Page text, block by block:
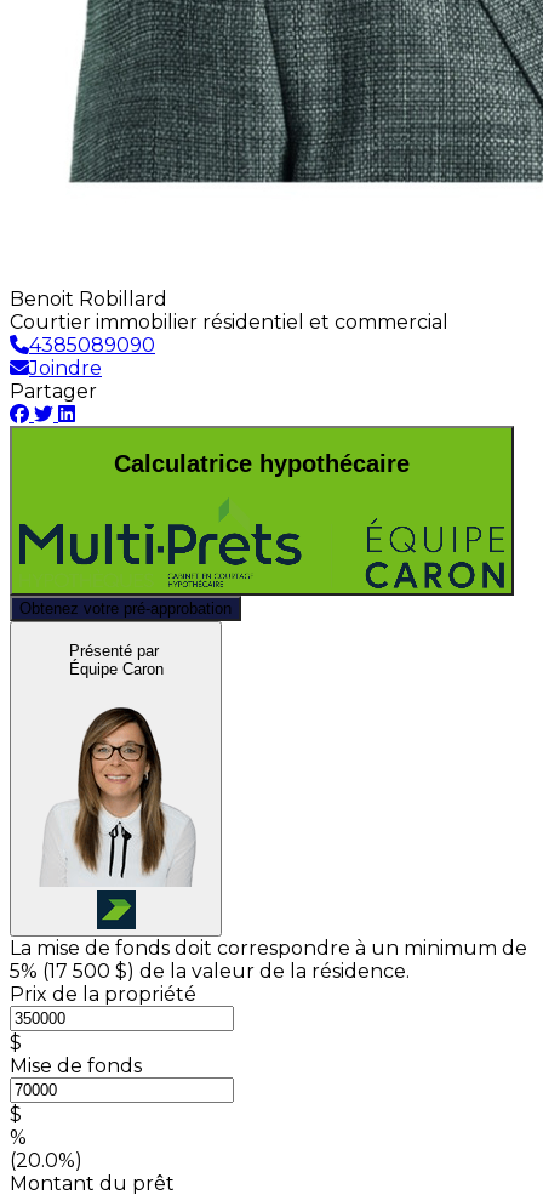
Benoit Robillard
Courtier immobilier résidentiel et commercial
4385089090
Joindre
Partager
Calculatrice hypothécaire
Obtenez votre pré-approbation
Présenté par
Équipe Caron
La mise de fonds doit correspondre à un minimum de
5% (17 500 $) de la valeur de la résidence.
Prix de la propriété
$
Mise de fonds
$
%
(20.0%)
Montant du prêt